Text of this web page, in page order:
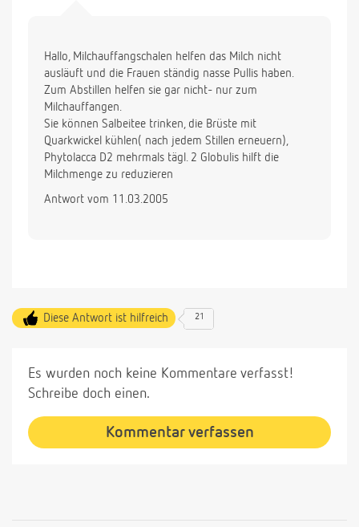
Hallo, Milchauffangschalen helfen das Milch nicht
ausläuft und die Frauen ständig nasse Pullis haben.
Zum Abstillen helfen sie gar nicht- nur zum
Milchauffangen.
Sie können Salbeitee trinken, die Brüste mit
Quarkwickel kühlen( nach jedem Stillen erneuern),
Phytolacca D2 mehrmals tägl. 2 Globulis hilft die
Milchmenge zu reduzieren
Antwort vom 11.03.2005
Diese Antwort ist hilfreich 21
Es wurden noch keine Kommentare verfasst!
Schreibe doch einen.
Kommentar verfassen